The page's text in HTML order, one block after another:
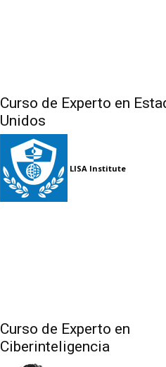
Curso de Experto en
Unidos
LISA Institute
Curso de Experto en
Ciberinteligencia